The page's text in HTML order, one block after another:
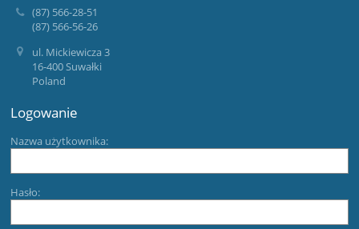
(87) 566-28-51
(87) 566-56-26
ul. Mickiewicza 3
16-400 Suwałki
Poland
Logowanie
Nazwa użytkownika:
Hasło: